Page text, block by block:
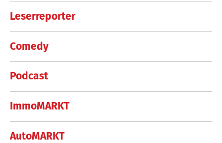
Leserreporter
Comedy
Podcast
ImmoMARKT
AutoMARKT